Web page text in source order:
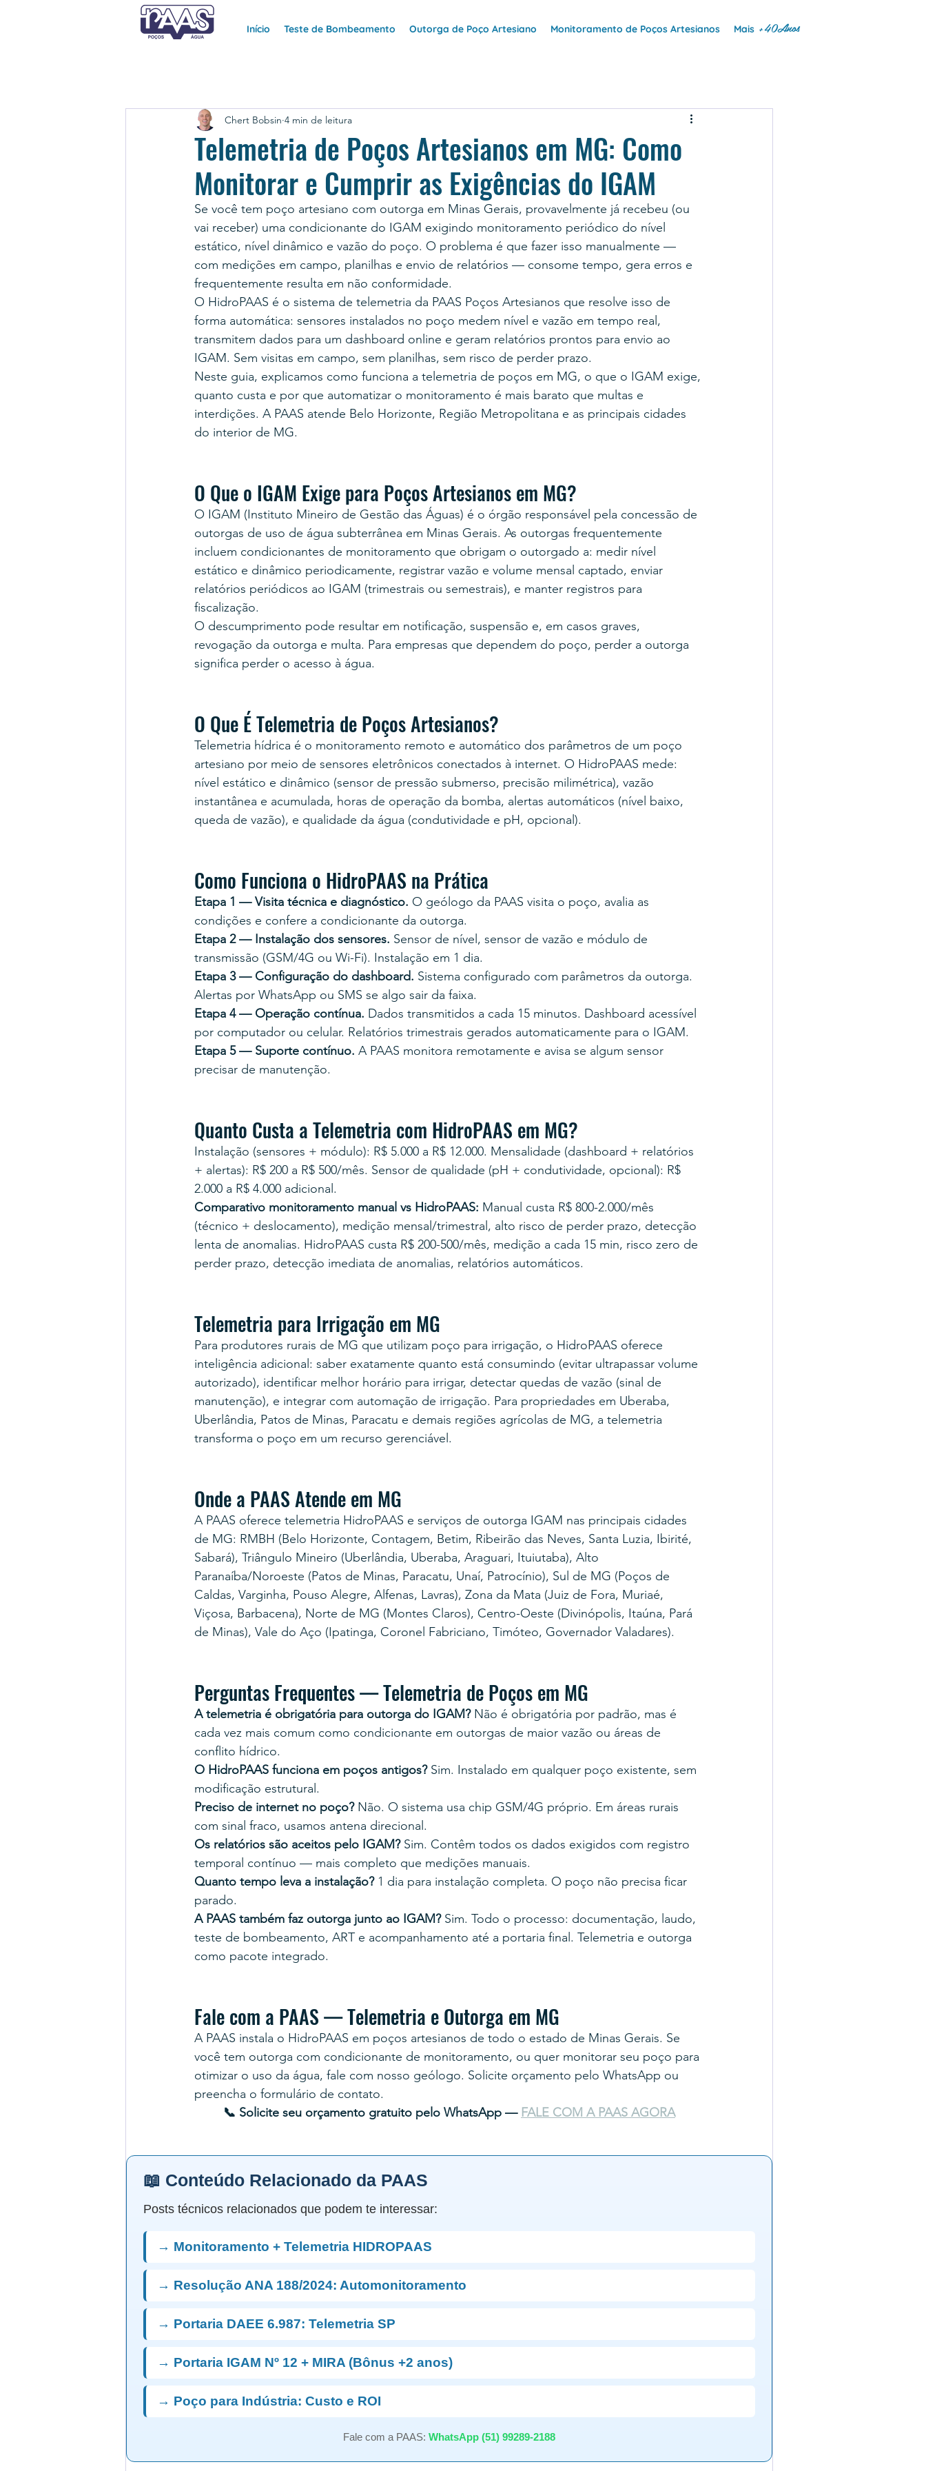
Início Teste de Bombeamento Outorga de Poço Artesiano Monitoramento de Poços Artesianos Mais +40Anos
Telemetria de Poços Artesianos em MG: Como
Monitorar e Cumprir as Exigências do IGAM
Chert Bobsin 4 min de leitura
Se você tem poço artesiano com outorga em Minas Gerais, provavelmente já recebeu (ou
vai receber) uma condicionante do IGAM exigindo monitoramento periódico do nível
estático, nível dinâmico e vazão do poço. O problema é que fazer isso manualmente —
com medições em campo, planilhas e envio de relatórios — consome tempo, gera erros e
frequentemente resulta em não conformidade.
O HidroPAAS é o sistema de telemetria da PAAS Poços Artesianos que resolve isso de
forma automática: sensores instalados no poço medem nível e vazão em tempo real,
transmitem dados para um dashboard online e geram relatórios prontos para envio ao
IGAM. Sem visitas em campo, sem planilhas, sem risco de perder prazo.
Neste guia, explicamos como funciona a telemetria de poços em MG, o que o IGAM exige,
quanto custa e por que automatizar o monitoramento é mais barato que multas e
interdições. A PAAS atende Belo Horizonte, Região Metropolitana e as principais cidades
do interior de MG.
O Que o IGAM Exige para Poços Artesianos em MG?
O IGAM (Instituto Mineiro de Gestão das Águas) é o órgão responsável pela concessão de
outorgas de uso de água subterrânea em Minas Gerais. As outorgas frequentemente
incluem condicionantes de monitoramento que obrigam o outorgado a: medir nível
estático e dinâmico periodicamente, registrar vazão e volume mensal captado, enviar
relatórios periódicos ao IGAM (trimestrais ou semestrais), e manter registros para
fiscalização.
O descumprimento pode resultar em notificação, suspensão e, em casos graves,
revogação da outorga e multa. Para empresas que dependem do poço, perder a outorga
significa perder o acesso à água.
O Que É Telemetria de Poços Artesianos?
Telemetria hídrica é o monitoramento remoto e automático dos parâmetros de um poço
artesiano por meio de sensores eletrônicos conectados à internet. O HidroPAAS mede:
nível estático e dinâmico (sensor de pressão submerso, precisão milimétrica), vazão
instantânea e acumulada, horas de operação da bomba, alertas automáticos (nível baixo,
queda de vazão), e qualidade da água (condutividade e pH, opcional).
Como Funciona o HidroPAAS na Prática
Etapa 1 — Visita técnica e diagnóstico. O geólogo da PAAS visita o poço, avalia as
condições e confere a condicionante da outorga.
Etapa 2 — Instalação dos sensores. Sensor de nível, sensor de vazão e módulo de
transmissão (GSM/4G ou Wi-Fi). Instalação em 1 dia.
Etapa 3 — Configuração do dashboard. Sistema configurado com parâmetros da outorga.
Alertas por WhatsApp ou SMS se algo sair da faixa.
Etapa 4 — Operação contínua. Dados transmitidos a cada 15 minutos. Dashboard acessível
por computador ou celular. Relatórios trimestrais gerados automaticamente para o IGAM.
Etapa 5 — Suporte contínuo. A PAAS monitora remotamente e avisa se algum sensor
precisar de manutenção.
Quanto Custa a Telemetria com HidroPAAS em MG?
Instalação (sensores + módulo): R$ 5.000 a R$ 12.000. Mensalidade (dashboard + relatórios
+ alertas): R$ 200 a R$ 500/mês. Sensor de qualidade (pH + condutividade, opcional): R$
2.000 a R$ 4.000 adicional.
Comparativo monitoramento manual vs HidroPAAS: Manual custa R$ 800-2.000/mês
(técnico + deslocamento), medição mensal/trimestral, alto risco de perder prazo, detecção
lenta de anomalias. HidroPAAS custa R$ 200-500/mês, medição a cada 15 min, risco zero de
perder prazo, detecção imediata de anomalias, relatórios automáticos.
Telemetria para Irrigação em MG
Para produtores rurais de MG que utilizam poço para irrigação, o HidroPAAS oferece
inteligência adicional: saber exatamente quanto está consumindo (evitar ultrapassar volume
autorizado), identificar melhor horário para irrigar, detectar quedas de vazão (sinal de
manutenção), e integrar com automação de irrigação. Para propriedades em Uberaba,
Uberlândia, Patos de Minas, Paracatu e demais regiões agrícolas de MG, a telemetria
transforma o poço em um recurso gerenciável.
Onde a PAAS Atende em MG
A PAAS oferece telemetria HidroPAAS e serviços de outorga IGAM nas principais cidades
de MG: RMBH (Belo Horizonte, Contagem, Betim, Ribeirão das Neves, Santa Luzia, Ibirité,
Sabará), Triângulo Mineiro (Uberlândia, Uberaba, Araguari, Ituiutaba), Alto
Paranaíba/Noroeste (Patos de Minas, Paracatu, Unaí, Patrocínio), Sul de MG (Poços de
Caldas, Varginha, Pouso Alegre, Alfenas, Lavras), Zona da Mata (Juiz de Fora, Muriaé,
Viçosa, Barbacena), Norte de MG (Montes Claros), Centro-Oeste (Divinópolis, Itaúna, Pará
de Minas), Vale do Aço (Ipatinga, Coronel Fabriciano, Timóteo, Governador Valadares).
Perguntas Frequentes — Telemetria de Poços em MG
A telemetria é obrigatória para outorga do IGAM? Não é obrigatória por padrão, mas é
cada vez mais comum como condicionante em outorgas de maior vazão ou áreas de
conflito hídrico.
O HidroPAAS funciona em poços antigos? Sim. Instalado em qualquer poço existente, sem
modificação estrutural.
Preciso de internet no poço? Não. O sistema usa chip GSM/4G próprio. Em áreas rurais
com sinal fraco, usamos antena direcional.
Os relatórios são aceitos pelo IGAM? Sim. Contêm todos os dados exigidos com registro
temporal contínuo — mais completo que medições manuais.
Quanto tempo leva a instalação? 1 dia para instalação completa. O poço não precisa ficar
parado.
A PAAS também faz outorga junto ao IGAM? Sim. Todo o processo: documentação, laudo,
teste de bombeamento, ART e acompanhamento até a portaria final. Telemetria e outorga
como pacote integrado.
Fale com a PAAS — Telemetria e Outorga em MG
A PAAS instala o HidroPAAS em poços artesianos de todo o estado de Minas Gerais. Se
você tem outorga com condicionante de monitoramento, ou quer monitorar seu poço para
otimizar o uso da água, fale com nosso geólogo. Solicite orçamento pelo WhatsApp ou
preencha o formulário de contato.
📞 Solicite seu orçamento gratuito pelo WhatsApp — FALE COM A PAAS AGORA
📖 Conteúdo Relacionado da PAAS
Posts técnicos relacionados que podem te interessar:
→ Monitoramento + Telemetria HIDROPAAS
→ Resolução ANA 188/2024: Automonitoramento
→ Portaria DAEE 6.987: Telemetria SP
→ Portaria IGAM Nº 12 + MIRA (Bônus +2 anos)
→ Poço para Indústria: Custo e ROI
Fale com a PAAS: WhatsApp (51) 99289-2188